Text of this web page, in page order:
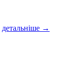
детальніше →